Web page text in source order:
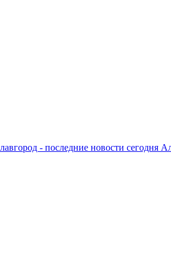
- последние новости сегодня